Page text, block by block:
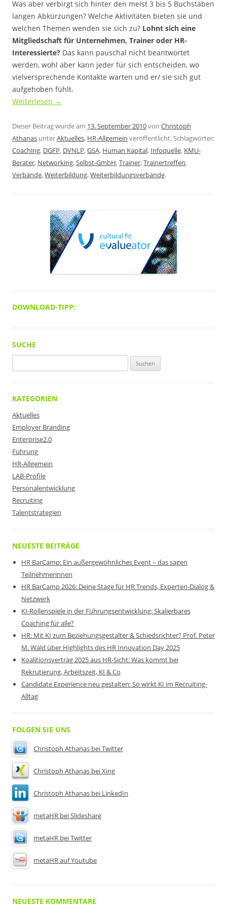
Was aber verbirgt sich hinter den meist 3 bis 5 Buchstaben
langen Abkürzungen? Welche Aktivitäten bieten sie und
welchen Themen wenden sie sich zu? Lohnt sich eine
Mitgliedschaft für Unternehmen, Trainer oder HR-
Interessierte? Das kann pauschal nicht beantwortet
werden, wohl aber kann jeder für sich entscheiden, wo
vielversprechende Kontakte warten und er/ sie sich gut
aufgehoben fühlt.
Weiterlesen →
Dieser Beitrag wurde am 13. September 2010von Christoph
Athanas unterAktuelles, HR-Allgemein veröffentlicht. Schlagwörter:
Coaching, DGFP, DVNLP,GSA, Human Kapital, Infoquelle, KMU-
Berater, Networking,Selbst-GmbH,Trainer,Trainertreffen,
Verbände,Weiterbildung,Weiterbildungsverbände.
DOWNLOAD-TIPP:
SUCHE
nach:
KATEGORIEN
Aktuelles
Employer Branding
Enterprise2.0
Führung
HR-Allgemein
LAB-Profile
Personalentwicklung
Recruiting
Talentstrategien
NEUESTE BEITRÄGE
HR BarCamp: Ein außergewöhnliches Event – das sagen
Teilnehmerinnen
HR BarCamp 2026: Deine Stage für HR Trends, Experten-Dialog &
Netzwerk
KI-Rollenspiele in der Führungsentwicklung: Skalierbares
Coaching für alle?
HR: Mit KI zum Beziehungsgestalter & Schiedsrichter? Prof. Peter
M. Wald über Highlights des HR Innovation Day 2025
Koalitionsvertrag 2025 aus HR-Sicht: Was kommt bei
Rekrutierung, Arbeitszeit, KI & Co
Candidate Experience neu gestalten: So wirkt KI im Recruiting-
Alltag
FOLGEN SIE UNS
Christoph Athanas bei Twitter
Christoph Athanas bei Xing
Christoph Athanas bei LinkedIn
metaHR bei Slideshare
metaHR bei Twitter
metaHR auf Youtube
NEUESTE KOMMENTARE